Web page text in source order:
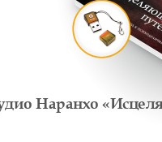
Наранхо